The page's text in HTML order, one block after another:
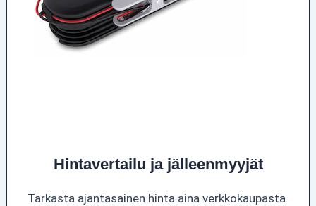
Hintavertailu ja jälleenmyyjät
Tarkasta ajantasainen hinta aina verkkokaupasta.